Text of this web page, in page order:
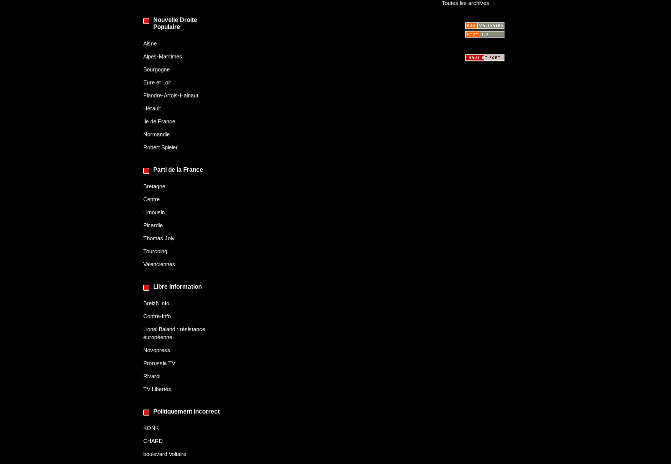
Nouvelle Droite
Populaire
Aisne
Alpes-Maritimes
Bourgogne
Eure et Loir
Flandre-Artois-Hainaut
Hérault
Ile de France
Normandie
Robert Spieler
Parti de la France
Bretagne
Centre
Limousin
Picardie
Thomas Joly
Tourcoing
Valenciennes
Libre Information
Breizh Info
Contre-Info
Lionel Baland : résistance
européenne
Novopress
Prorussia TV
Rivarol
TV Libertés
Politiquement incorrect
KONK
CHARD
boulevard Voltaire
Toutes les archives